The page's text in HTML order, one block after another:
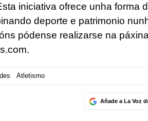
iniciativa ofrece unha forma
deporte e patrimonio
pódense realizarse na
Atletismo
Añade a La Voz